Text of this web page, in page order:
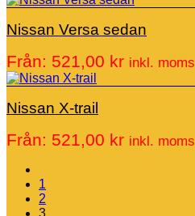
Nissan Versa sedan
Från: 521,00 kr inkl. moms
Nissan X-trail
Från: 521,00 kr inkl. moms
1
2
3